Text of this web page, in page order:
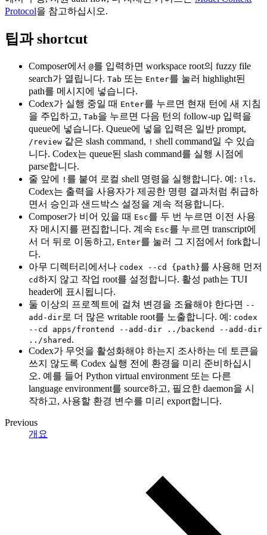
Protocol을 참고하십시오.
팁과 shortcut
Composer에서 @를 입력하면 workspace root의 fuzzy file
search가 열립니다. Tab 또는 Enter를 눌러 highlight된
path를 메시지에 넣습니다.
Codex가 실행 중일 때 Enter를 누르면 현재 턴에 새 지침
을 주입하고, Tab을 누르면 다음 턴의 follow-up 입력을
queue에 넣습니다. Queue에 넣을 입력은 일반 prompt,
/review 같은 slash command, ! shell command일 수 있습
니다. Codex는 queue된 slash command를 실행 시점에
parse합니다.
줄 앞에
! 를 붙여 로컬 shell 명령을 실행합니다. 예: !ls.
Codex는 출력을 사용자가 제공한 명령 결과처럼 취급하
면서 승인과 샌드박스 설정을 계속 적용합니다.
Composer가 비어 있을 때 Esc를 두 번 누르면 이전 사용
자 메시지를 편집합니다. 계속 Esc를 누르면 transcript에
서 더 뒤로 이동하고, Enter를 눌러 그 지점에서 fork합니
다.
아무 디렉터리에서나 codex --cd {path}를 사용해 먼저
cd하지 않고 작업 root를 설정합니다. 활성 path는 TUI
header에 표시됩니다.
둘 이상의 프로젝트에 걸쳐 변경을 조율해야 한다면 --
add-dir로 더 많은 writable root를 노출합니다. 예: codex
--cd apps/frontend --add-dir ../backend --add-dir
../shared .
Codex가 무엇을 활성화해야 하는지 조사하는 데 토큰을
쓰지 않도록 Codex 실행 전에 환경을 미리 준비하십시
오. 예를 들어 Python virtual environment 또는 다른
language environment를 source하고, 필요한 daemon을 시
작하고, 사용할 환경 변수를 미리 export합니다.
Previous
개요